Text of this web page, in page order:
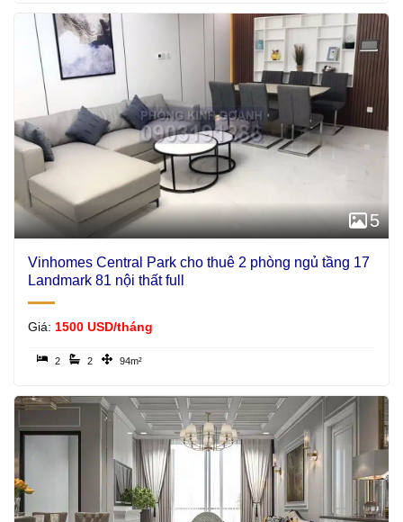
5
Vinhomes Central Park cho thuê 2 phòng ngủ tầng 17
Landmark 81 nội thất full
Giá: 1500 USD/tháng
2 2 94m²